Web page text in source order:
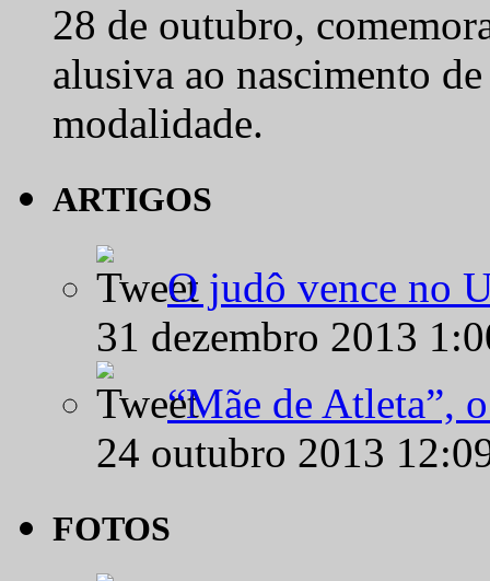
28 de outubro,
alusiva ao nascimento
modalidade.
ARTIGOS
O judô vence no
31 dezembro 2013
“Mãe de Atleta”,
24 outubro 2013
FOTOS